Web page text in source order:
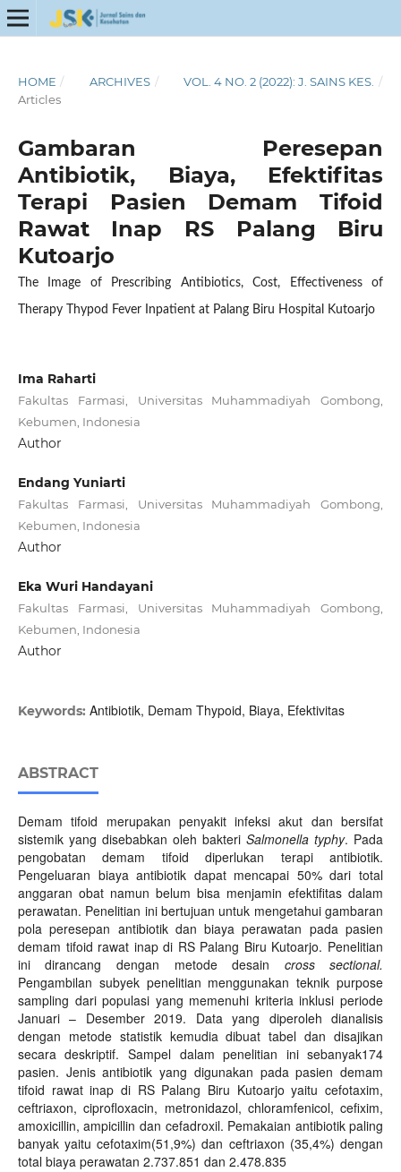
HOME / ARCHIVES / VOL. 4 NO. 2 (2022): J. SAINS KES. /
Articles
Gambaran Peresepan
Antibiotik, Biaya, Efektifitas
Terapi Pasien Demam Tifoid
Rawat Inap RS Palang Biru
Kutoarjo
The Image of Prescribing Antibiotics, Cost, Effectiveness of
Therapy Thypod Fever Inpatient at Palang Biru Hospital Kutoarjo
Ima Raharti
Fakultas Farmasi, Universitas Muhammadiyah Gombong,
Kebumen, Indonesia
Author
Endang Yuniarti
Fakultas Farmasi, Universitas Muhammadiyah Gombong,
Kebumen, Indonesia
Author
Eka Wuri Handayani
Fakultas Farmasi, Universitas Muhammadiyah Gombong,
Kebumen, Indonesia
Author
Keywords: Antibiotik, Demam Thypoid, Biaya, Efektivitas
ABSTRACT
Demam tifoid merupakan penyakit infeksi akut dan bersifat
sistemik yang disebabkan oleh bakteriSalmonella typhy. Pada
pengobatan demam tifoid diperlukan terapi antibiotik.
Pengeluaran biaya antibiotik dapat mencapai 50% dari total
anggaran obat namun belum bisa menjamin efektifitas dalam
perawatan. Penelitian ini bertujuan untuk mengetahui gambaran
pola peresepan antibiotik dan biaya perawatan pada pasien
demam tifoid rawat inap di RS Palang Biru Kutoarjo. Penelitian
ini dirancang dengan metode desain cross sectional.
Pengambilan subyek penelitian menggunakan teknik purpose
sampling dari populasi yang memenuhi kriteria inklusi periode
Januari – Desember 2019. Data yang diperoleh dianalisis
dengan metode statistik kemudia dibuat tabel dan disajikan
secara deskriptif. Sampel dalam penelitian ini sebanyak174
pasien. Jenis antibiotik yang digunakan pada pasien demam
tifoid rawat inap di RS Palang Biru Kutoarjo yaitu cefotaxim,
ceftriaxon, ciprofloxacin, metronidazol, chloramfenicol, cefixim,
amoxicillin, ampicillin dan cefadroxil. Pemakaian antibiotik paling
banyak yaitu cefotaxim(51,9%) dan ceftriaxon (35,4%) dengan
total biaya perawatan 2.737.851 dan 2.478.835